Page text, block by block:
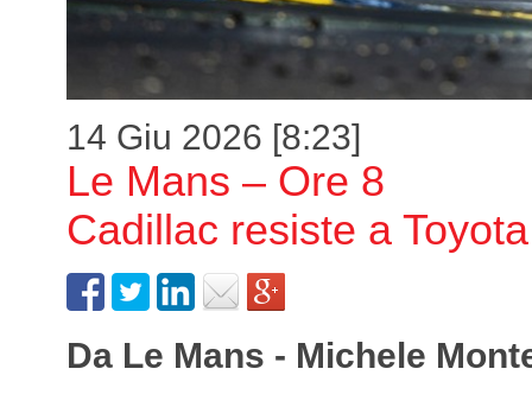
14 Giu 2026 [8:23]
Le Mans – Ore 8
Cadillac resiste a Toyota
Da Le Mans - Michele